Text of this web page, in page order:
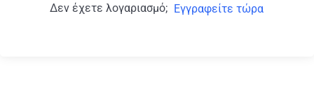
Δεν έχετε λογαριασμό; Εγγραφείτε τώρα